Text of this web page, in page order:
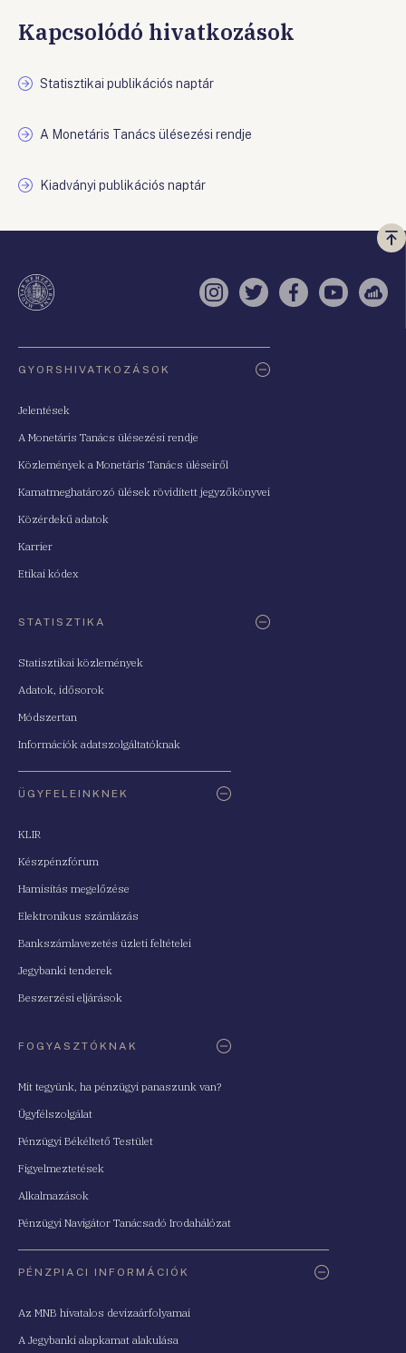
Kapcsolódó hivatkozások
Statisztikai publikációs naptár
A Monetáris Tanács ülésezési rendje
Kiadványi publikációs naptár
a
Instagram
TwitterFacebook
YouTube
GYORSHIVATKOZÁSOK
Jelentések
A Monetáris Tanács ülésezési rendje
Közlemények a Monetáris Tanács üléseiről
Kamatmeghatározó ülések rövidített jegyzőkönyvei
Közérdekű adatok
Karrier
Etikai kódex
STATISZTIKA
Statisztikai közlemények
Adatok, idősorok
Módszertan
Információk adatszolgáltatóknak
ÜGYFELEINKNEK
KLIR
Készpénzfórum
Hamisítás megelőzése
Elektronikus számlázás
Bankszámlavezetés üzleti feltételei
Jegybanki tenderek
Beszerzési eljárások
FOGYASZTÓKNAK
Mit tegyünk, ha pénzügyi panaszunk van?
Ügyfélszolgálat
Pénzügyi Békéltető Testület
Figyelmeztetések
Alkalmazások
Pénzügyi Navigátor Tanácsadó Irodahálózat
PÉNZPIACI INFORMÁCIÓK
Az MNB hivatalos devizaárfolyamai
A Jegybanki alapkamat alakulása